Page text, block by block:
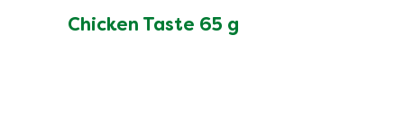
Chicken Taste 65 g